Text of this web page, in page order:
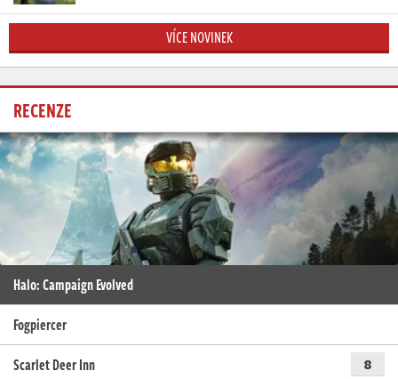
VÍCE NOVINEK
RECENZE
Halo: Campaign Evolved
Fogpiercer
Scarlet Deer Inn
8